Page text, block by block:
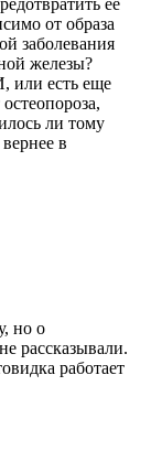
от образа
заболевания
железы?
или есть еще
ли тому
в
но о
рассказывали.
работает